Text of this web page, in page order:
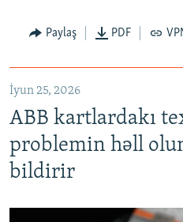
Auto 240p
720p
Paylaş PDF
İyun 25, 2026
ABB kartlardakı
problemin həll
bildirir